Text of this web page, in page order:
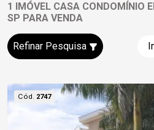
1 IMÓVEL CASA CONDOMÍNIO
SP PARA VENDA
Refinar Pesquisa
Cód. 2747